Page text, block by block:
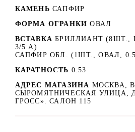
КАМЕНЬ САПФИР
ФОРМА ОГРАНКИ ОВАЛ
ВСТАВКА БРИЛЛИАНТ (8ШТ.,
3/5 А)
САПФИР ОБЛ. (1ШТ., ОВАЛ,
КАРАТНОСТЬ 0.53
АДРЕС МАГАЗИНА МОСКВА,
СЫРОМЯТНИЧЕСКАЯ УЛИЦА,
ГРОСС». САЛОН 115